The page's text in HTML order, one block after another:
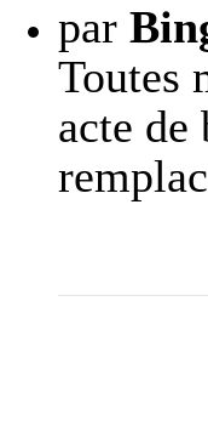
par
Toutes
acte de